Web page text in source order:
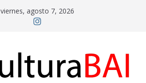
viernes, agosto 7, 2026